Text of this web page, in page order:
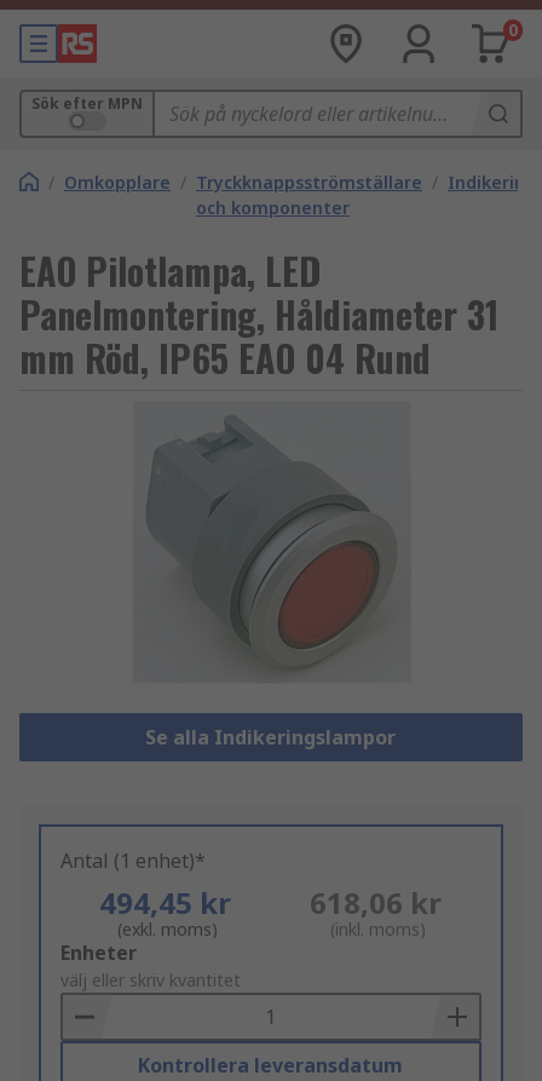
0
Sök efter MPN
/ Omkopplare / Tryckknappsströmställare
och komponenter
/
EAO Pilotlampa, LED
Panelmontering, Håldiameter 31
mm Röd, IP65 EAO 04 Rund
Se alla Indikeringslampor
Antal (1 enhet)*
494,45 kr
(exkl. moms)
618,06 kr
(inkl. moms)
Add
to
Basket
Enheter
välj eller skriv kvantitet
Kontrollera leveransdatum